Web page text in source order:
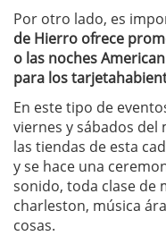
Por otro lado, es
de Hierro ofrece
o las noches
para los
En este tipo de
viernes y sábados del
las tiendas de esta
y se hace una
sonido, toda clase de
charleston, música
cosas.